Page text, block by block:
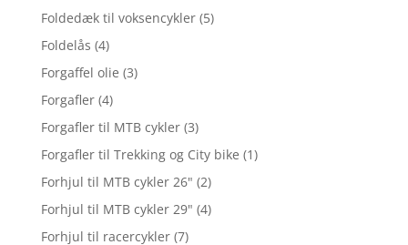
Foldedæk til voksencykler (5)
Foldelås (4)
Forgaffel olie (3)
Forgafler (4)
Forgafler til MTB cykler (3)
Forgafler til Trekking og City bike (1)
Forhjul til MTB cykler 26" (2)
Forhjul til MTB cykler 29" (4)
Forhjul til racercykler (7)